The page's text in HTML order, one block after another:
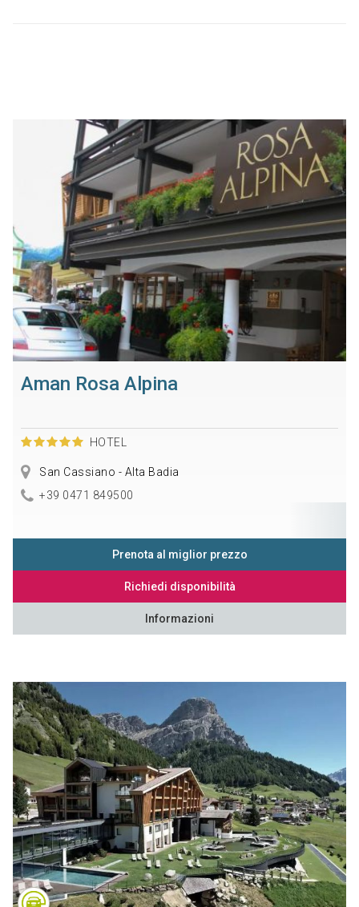
Aman Rosa Alpina
HOTEL
San Cassiano - Alta Badia
+39 0471 849500
Prenota al miglior prezzo
Richiedi disponibilità
Informazioni